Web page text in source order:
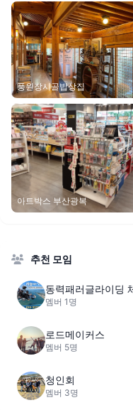
풍원장시골밥상집
아트박스 부산광복
추천 모임
동력패러글라이딩
멤버 1명
로드메이커스
멤버 5명
청인회
멤버 3명